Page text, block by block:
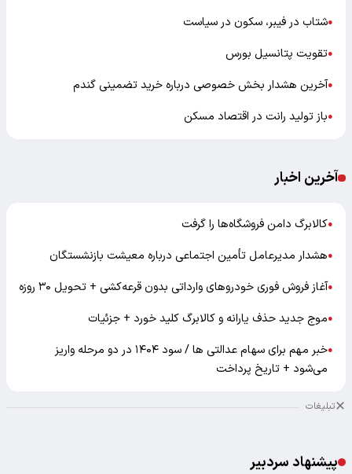
●شتاب در فیبر، سکون در سیاست
●تقویت پتانسیل بورس
●آخرین هشدار بخش خصوصی درباره خرید تضمینی گندم
●باز تولید رانت در اقتصاد مسکن
آخرین اخبار
●کالابرگ دامن فروشگاه‌ها را گرفت
●هشدار مدیرعامل تأمین اجتماعی درباره معیشت بازنشستگان
●آغاز فروش فوری خودروهای وارداتی بدون قرعه‌کشی + تحویل ۳۰ روزه
●موج جدید حذف یارانه و کالابرگ کلید خورد + جزئیات
●
خبر مهم برای سهام عدالتی ها / سود ۱۴۰۴ در دو مرحله واریز
می‌شود + تاریخ پرداخت
تبلیغات
پیشنهاد سردبیر